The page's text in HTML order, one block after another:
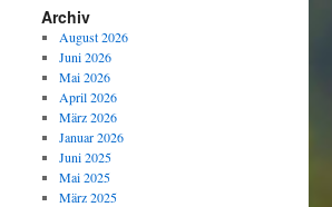
Archiv
August 2026
Juni 2026
Mai 2026
April 2026
März 2026
Januar 2026
Juni 2025
Mai 2025
März 2025